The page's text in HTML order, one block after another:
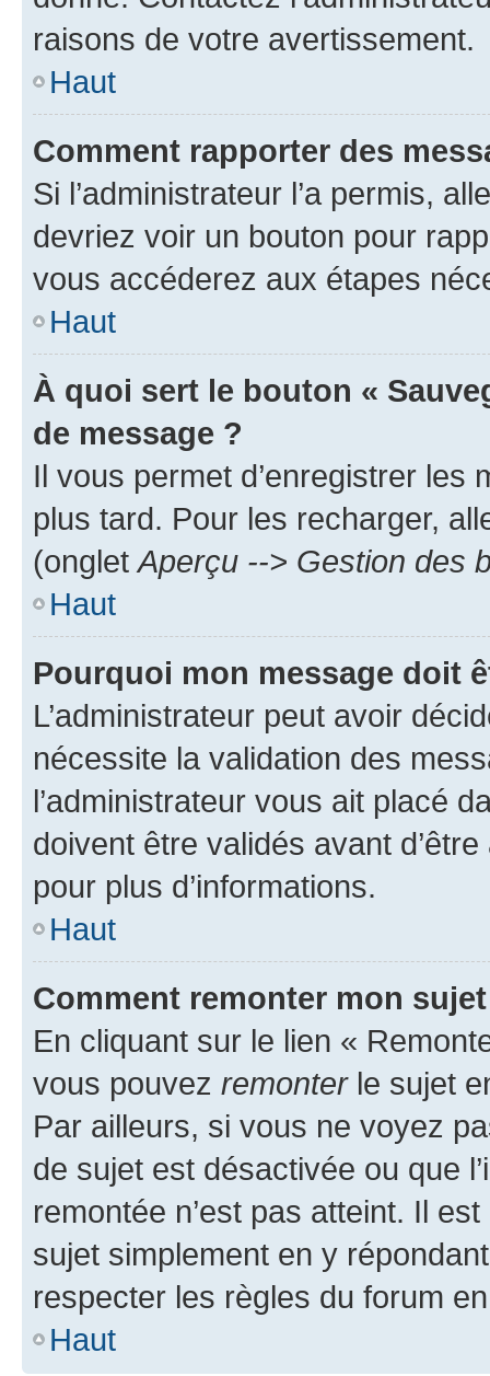
raisons de votre avertissement.
Haut
Comment rapporter des
Si l’administrateur l’a permis,
devriez voir un bouton pour
vous accéderez aux étapes
Haut
À quoi sert le bouton «
de message ?
Il vous permet d’enregistrer
plus tard. Pour les recharger,
(ongletAperçu --> Gestion des
Haut
Pourquoi mon message doit
L’administrateur peut avoir
nécessite la validation des
l’administrateur vous ait placé
doivent être validés avant
pour plus d’informations.
Haut
Comment remonter mon
En cliquant sur le lien «
vous pouvez remonterle sujet
Par ailleurs, si vous ne voyez
de sujet est désactivée ou que
remontée n’est pas atteint. Il
sujet simplement en y
respecter les règles du forum
Haut